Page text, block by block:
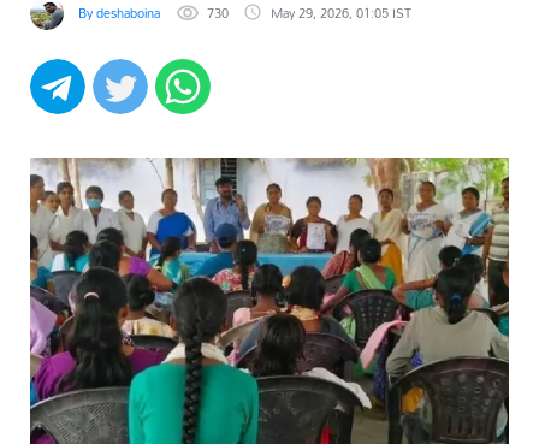
By deshaboina 730 May 29, 2026, 01:05 IST